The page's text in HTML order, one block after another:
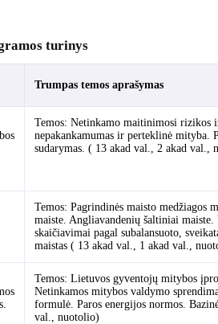
turinys
Trumpas temos aprašymas
Temos: Netinkamo maitinimosi rizikos
nepakankamumas ir perteklinė mityba.
sudarymas. ( 13 akad val., 2 akad val.,
Temos: Pagrindinės maisto medžiagos
maiste. Angliavandenių šaltiniai
skaičiavimai pagal subalansuoto,
maistas ( 13 akad val., 1 akad val.,
Temos: Lietuvos gyventojų mitybos
Netinkamos mitybos valdymo
formulė. Paros energijos normos.
val., nuotolio)